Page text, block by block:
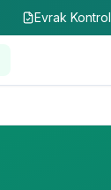
Evrak Kontrol